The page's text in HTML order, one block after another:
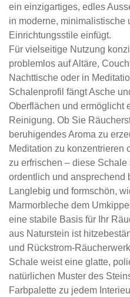
ein einzigartiges, edles
in moderne, minimalistische
Einrichtungsstile einfügt.
Für vielseitige Nutzung
problemlos auf Altäre,
Nachttische oder in
Schalenprofil fängt Asche
Oberflächen und ermöglicht
Reinigung. Ob Sie
beruhigendes Aroma zu
Meditation zu konzentrieren
zu erfrischen – diese
ordentlich und ansprechend
Langlebig und formschön,
Marmorbleche dem
eine stabile Basis für Ihr
aus Naturstein ist
und Rückstrom-
Schale weist eine glatte,
natürlichen Muster des
Farbpalette zu jedem